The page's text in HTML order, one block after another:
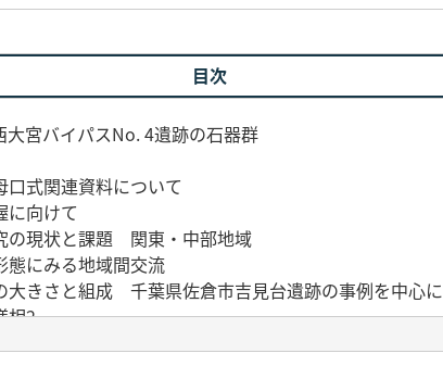
目次
宮バイパスNo. 4遺跡の石器群
式関連資料について
向けて
現状と課題 関東・中部地域
にみる地域間交流
きさと組成 千葉県佐倉市吉見台遺跡の事例を中心に
相2